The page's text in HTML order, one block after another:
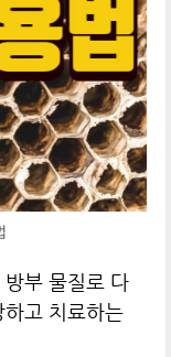
부 물질로 다
고 치료하는